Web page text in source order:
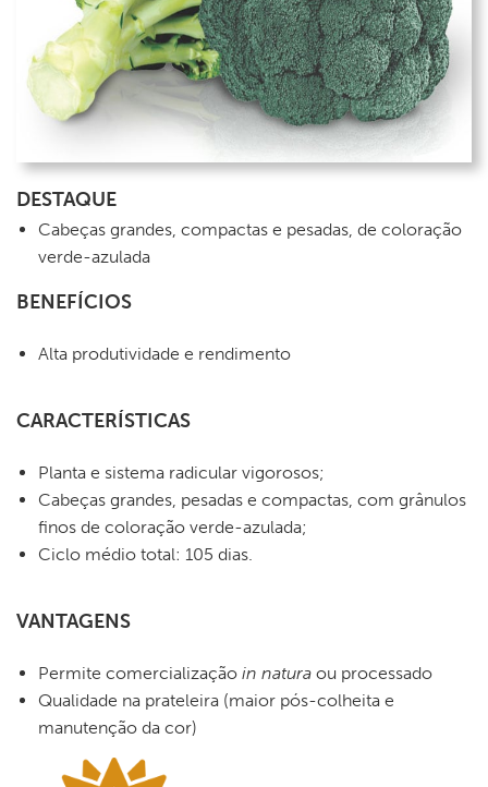
DESTAQUE
Cabeças grandes, compactas e pesadas, de coloração
verde-azulada
BENEFÍCIOS
Alta produtividade e rendimento
CARACTERÍSTICAS
Planta e sistema radicular vigorosos;
Cabeças grandes, pesadas e compactas, com grânulos
finos de coloração verde-azulada;
Ciclo médio total: 105 dias.
VANTAGENS
Permite comercialização in natura ou processado
Qualidade na prateleira (maior pós-colheita e
manutenção da cor)